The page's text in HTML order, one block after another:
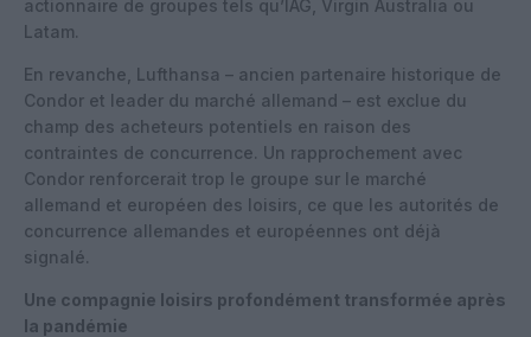
actionnaire de groupes tels qu’IAG, Virgin Australia ou
Latam.
En revanche, Lufthansa – ancien partenaire historique de
Condor et leader du marché allemand – est exclue du
champ des acheteurs potentiels en raison des
contraintes de concurrence. Un rapprochement avec
Condor renforcerait trop le groupe sur le marché
allemand et européen des loisirs, ce que les autorités de
concurrence allemandes et européennes ont déjà
signalé.
Une compagnie loisirs profondément transformée après
la pandémie